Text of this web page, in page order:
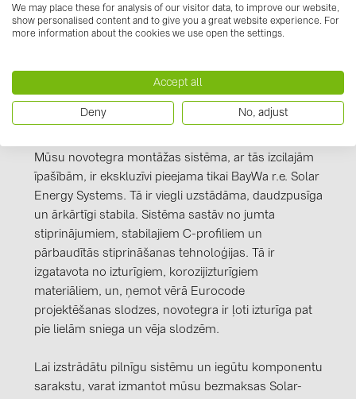
PYLONTECH (19)
SolarEdge (2)
Solis (63)
TIGO (4)
Trina Solar (6)
Victron Energy B.V. (2)
WHES (5)
uli 2016.PDF
Informācija par ražotāju
Mūsu novotegra montāžas sistēma, ar tās izcilajām
īpašībām, ir ekskluzīvi pieejama tikai BayWa r.e. Solar
Energy Systems. Tā ir viegli uzstādāma, daudzpusīga
un ārkārtīgi stabila. Sistēma sastāv no jumta
stiprinājumiem, stabilajiem C-profiliem un
pārbaudītās stiprināšanas tehnoloģijas. Tā ir
izgatavota no izturīgiem, korozijizturīgiem
materiāliem, un, ņemot vērā Eurocode
projektēšanas slodzes, novotegra ir ļoti izturīga pat
pie lielām sniega un vēja slodzēm.
Lai izstrādātu pilnīgu sistēmu un iegūtu komponentu
sarakstu, varat izmantot mūsu bezmaksas Solar-
We may place these for analysis of our visitor data, to improve our website,
show personalised content and to give you a great website experience. For
more information about the cookies we use open the settings.
Accept all
Deny No, adjust